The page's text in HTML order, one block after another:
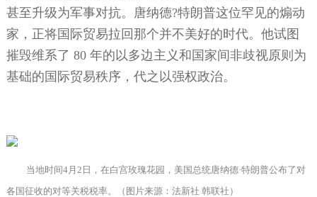
甚至升级为军事对抗。唐纳德?特朗普这位罕见的煽动
家，正将国际贸易拉回那个并不美好的时代。他试图
摧毁维系了 80 年的以多边主义和国家间非歧视原则为
基础的国际贸易秩序，代之以强权政治。
当地时间4月 2 日，在白宫玫瑰花园，美国总统唐纳德·特朗普公布了对
各国征收的对等关税税率。（图片来源：法新社 韩联社）